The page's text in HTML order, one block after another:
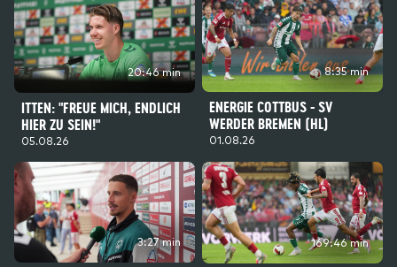
20:46 min
ITTEN: "FREUE MICH, ENDLICH
HIER ZU SEIN!"
05.08.26
8:35 min
ENERGIE COTTBUS - SV
WERDER BREMEN (HL)
01.08.26
3:27 min 169:46 min